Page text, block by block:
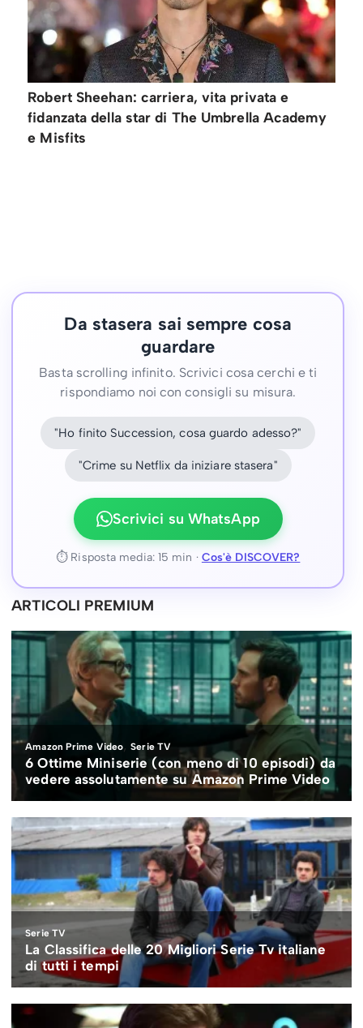
Robert Sheehan: carriera, vita privata e
fidanzata della star di The Umbrella Academy
e Misfits
Da stasera sai sempre cosa
guardare
Basta scrolling infinito. Scrivici cosa cerchi e ti
rispondiamo noi con consigli su misura.
"Ho finito Succession, cosa guardo adesso?"
"Crime su Netflix da iniziare stasera"
Scrivici su WhatsApp
⏱ Risposta media: 15 min · Cos'è DISCOVER?
ARTICOLI PREMIUM